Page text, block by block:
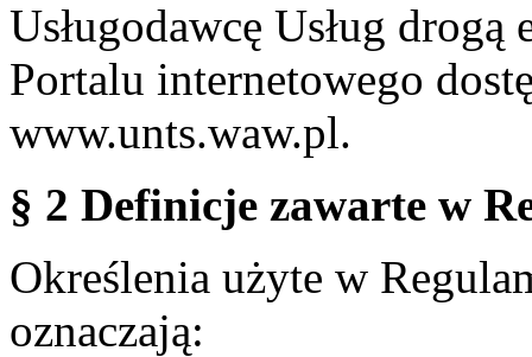
Usługodawcę Usług
Portalu internetowego
www.unts.waw.pl.
§ 2 Definicje zawarte w
Określenia użyte w
oznaczają: